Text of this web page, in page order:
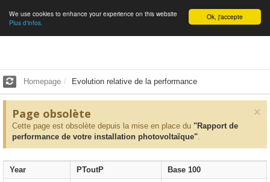
English Ok, j'accepte
We use cookies to enhance your experience on this website
Plus d'infos.
Homepage Evolution relative de la performance
×
Page obsolète
Cette page est obsolète depuis la mise en place du "Rapport de
performance de votre installation photovoltaïque".
Year PToutP
Base 100